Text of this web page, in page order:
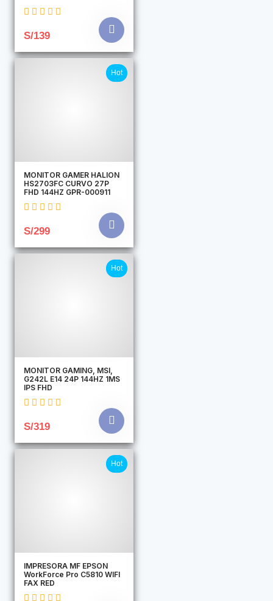
S/139
Hot
MONITOR GAMER HALION
HS2703FC CURVO 27P
FHD 144HZ GPR-000911
S/299
Hot
MONITOR GAMING, MSI,
G242L E14 24P 144HZ 1MS
IPS FHD
S/319
Hot
IMPRESORA MF EPSON
WorkForce Pro C5810 WIFI
FAX RED